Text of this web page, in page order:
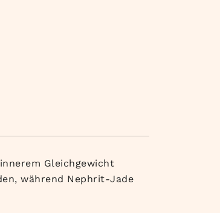
Gleichgewicht
während Nephrit-Jade